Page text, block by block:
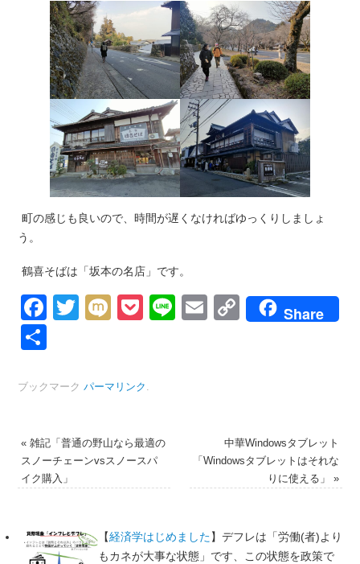
町の感じも良いので、時間が遅くなければゆっくりしましょ
う。
鶴喜そばは「坂本の名店」です。
Facebook
Twitter
MixiPocket
LineEmailCopyShare
ブックマーク パーマリンク .
«雑記「普通の野山なら最適の
スノーチェーンvsスノースパ
イク購入」
中華Windowsタブレット
「Windowsタブレットはそれな
りに使える」»
【経済学はじめました】デフレは「労働(者)より
もカネが大事な状態」です、この状態を政策で